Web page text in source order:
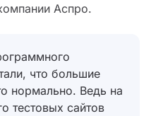
Аспро.
что большие
нормально. Ведь на
тестовых сайтов